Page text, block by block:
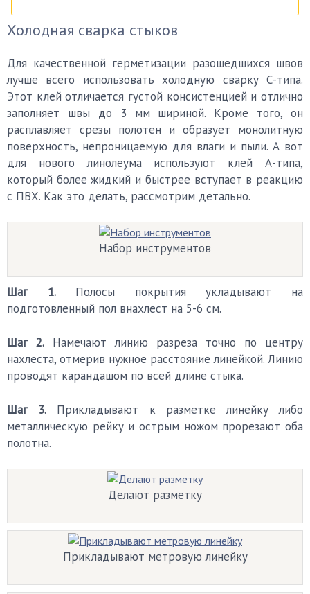
Холодная сварка стыков
Для качественной герметизации разошедшихся швов
лучше всего использовать холодную сварку С-типа.
Этот клей отличается густой консистенцией и отлично
заполняет швы до 3 мм шириной. Кроме того, он
расплавляет срезы полотен и образует монолитную
поверхность, непроницаемую для влаги и пыли. А вот
для нового линолеума используют клей А-типа,
который более жидкий и быстрее вступает в реакцию
с ПВХ. Как это делать, рассмотрим детально.
Набор инструментов
Шаг 1.Полосы покрытия укладывают на
подготовленный пол внахлест на 5-6 см.
Шаг 2. Намечают линию разреза точно по центру
нахлеста, отмерив нужное расстояние линейкой. Линию
проводят карандашом по всей длине стыка.
Шаг 3. Прикладывают к разметке линейку либо
металлическую рейку и острым ножом прорезают оба
полотна.
Делают разметку
Прикладывают метровую линейку